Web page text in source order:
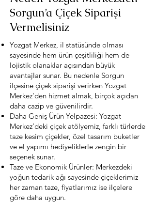
Sorgun’a Çiçek Siparişi
Vermelisiniz
Yozgat Merkez, il statüsünde olması
sayesinde hem ürün çeşitliliği hem de
lojistik olanaklar açısından büyük
avantajlar sunar. Bu nedenle Sorgun
ilçesine çiçek siparişi verirken Yozgat
Merkez'den hizmet almak, birçok açıdan
daha cazip ve güvenilirdir.
Daha Geniş Ürün Yelpazesi: Yozgat
Merkez’deki çiçek atölyemiz, farklı türlerde
taze kesim çiçekler, özel tasarım buketler
ve el yapımı hediyeliklerle zengin bir
seçenek sunar.
Taze ve Ekonomik Ürünler: Merkezdeki
yoğun tedarik ağı sayesinde çiçeklerimiz
her zaman taze, fiyatlarımız ise ilçelere
göre daha uygun.